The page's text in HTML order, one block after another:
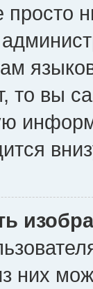
то вы
них